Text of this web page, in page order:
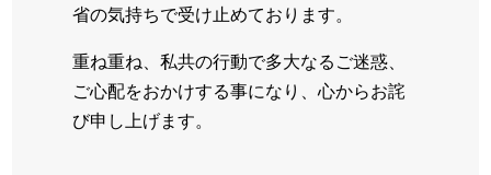
省の気持ちで受け止めております。
重ね重ね、私共の行動で多大なるご迷惑、
ご心配をおかけする事になり、心からお詫
び申し上げます。